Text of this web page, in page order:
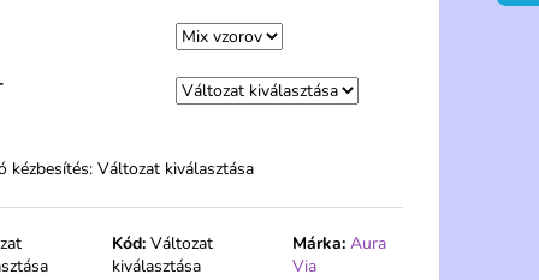
kézbesítés: Változat kiválasztása
Kód: Változat
kiválasztása
Márka:Aura
Via
FERA